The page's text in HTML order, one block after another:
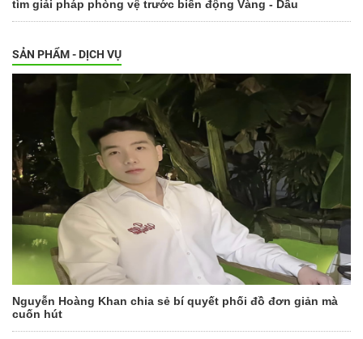
tìm giải pháp phòng vệ trước biến động Vàng - Dầu
SẢN PHẨM - DỊCH VỤ
Nguyễn Hoàng Khan chia sẻ bí quyết phối đồ đơn giản mà
cuốn hút